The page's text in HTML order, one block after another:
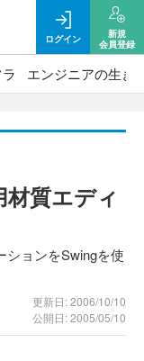
ログイン
新規
会員登録
エンジニアの生き
質エディ
ションをSwingを使
更新日: 2006/10/10
公開日: 2005/05/10